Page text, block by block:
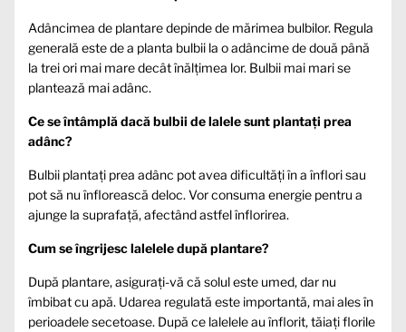
Adâncimea de plantare depinde de mărimea bulbilor. Regula
generală este de a planta bulbii la o adâncime de două până
la trei ori mai mare decât înălțimea lor. Bulbii mai mari se
plantează mai adânc.
Ce se întâmplă dacă bulbii de lalele sunt plantați prea
adânc?
Bulbii plantați prea adânc pot avea dificultăți în a înflori sau
pot să nu înflorească deloc. Vor consuma energie pentru a
ajunge la suprafață, afectând astfel înflorirea.
Cum se îngrijesc lalelele după plantare?
După plantare, asigurați-vă că solul este umed, dar nu
îmbibat cu apă. Udarea regulată este importantă, mai ales în
perioadele secetoase. După ce lalelele au înflorit, tăiați florile